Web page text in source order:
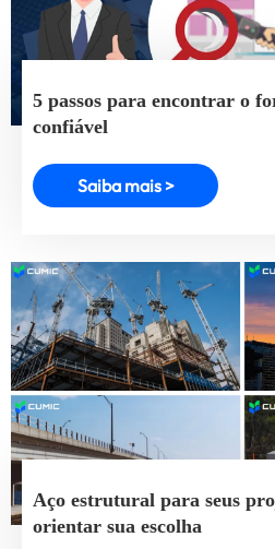
5 passos para encontrar o
confiável
Saiba mais >
Aço estrutural para seus
orientar sua escolha